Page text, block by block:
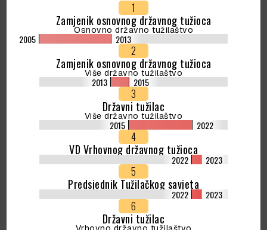
1
Zamjenik osnovnog državnog tužioca
Osnovno državno tužilaštvo
2005 2013
2
Zamjenik osnovnog državnog tužioca
Više državno tužilaštvo
2013 2015
3
Državni tužilac
Više državno tužilaštvo
2015 2022
4
VD Vrhovnog državnog tužioca
2022 2023
5
Predsjednik Tužilačkog savjeta
2022 2023
6
Državni tužilac